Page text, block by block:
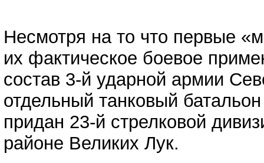
Несмотря на то что первые
их фактическое боевое
состав 3-й ударной армии
отдельный танковый
придан 23-й стрелковой
районе Великих Лук.